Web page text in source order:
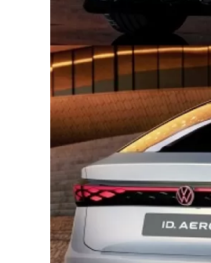
Şanzıman & Aktarma
Dizel Sistemler
Multimedya & Elektronik